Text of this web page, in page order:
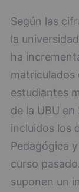
Según las
la
ha
matriculados
estudiantes
de la UBU
incluidos los
Pedagógica
curso
suponen un